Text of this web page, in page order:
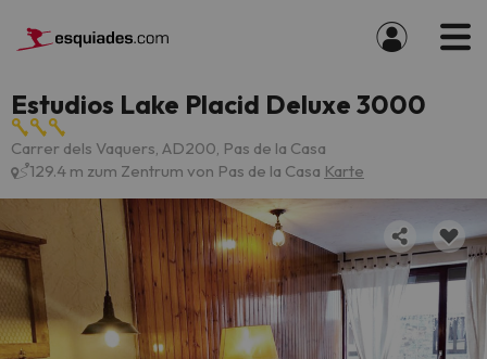
Estudios Lake Placid Deluxe 3000
Carrer dels Vaquers, AD200, Pas de la Casa
129.4 m zum Zentrum von Pas de la Casa Karte